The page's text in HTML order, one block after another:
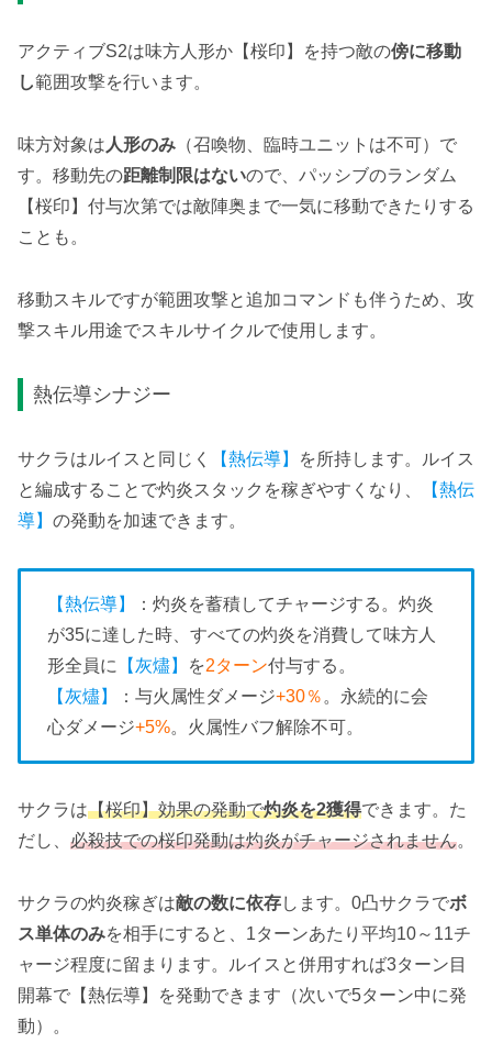
アクティブS2は味方人形か【桜印】を持つ敵の傍に移動
し範囲攻撃を行います。
味方対象は 人形のみ （召喚物、臨時ユニットは不可）で
す。移動先の距離制限はないので、パッシブのランダム
【桜印】付与次第では敵陣奥まで一気に移動できたりする
ことも。
移動スキルですが範囲攻撃と追加コマンドも伴うため、攻
撃スキル用途でスキルサイクルで使用します。
熱伝導シナジー
サクラはルイスと同じく 【熱伝導】
を所持します。ルイス
と編成することで灼炎スタックを稼ぎやすくなり、
【熱伝
導】 の発動を加速できます。
【熱伝導】
：灼炎を蓄積してチャージする。灼炎
が35に達した時、すべての灼炎を消費して味方人
形全員に
【灰燼】 を2ターン付与する。
【灰燼】
：与火属性ダメージ+30％ 。永続的に会
心ダメージ+5%。火属性バフ解除不可。
サクラは【桜印】効果の発動で灼炎を2獲得できます。た
だし、 必殺技での桜印発動は灼炎がチャージされません。
サクラの灼炎稼ぎは敵の数に依存します。0凸サクラでボ
ス単体のみを相手にすると、1ターンあたり平均10～11チ
ャージ程度に留まります。ルイスと併用すれば3ターン目
開幕で【熱伝導】を発動できます（次いで5ターン中に発
動）。